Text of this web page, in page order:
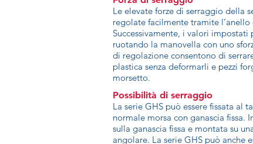
Le elevate forze di serraggio della
regolate facilmente tramite
Successivamente, i valori impostati
ruotando la manovella con uno
di regolazione consentono di
plastica senza deformarli e pezzi
morsetto.
Possibilità di serraggio
La serie GHS può essere fissata al
normale morsa con ganascia fissa.
sulla ganascia fissa e montata su
angolare. La serie GHS può anche